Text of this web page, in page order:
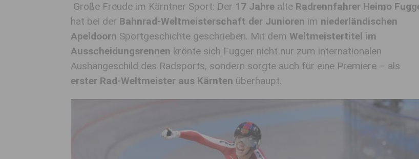
Große Freude im Kärntner Sport: Der 17 Jahre alte Radrennfahrer Heimo
hat bei der Bahnrad-Weltmeisterschaft der Junioren im niederländischen
Apeldoorn Sportgeschichte geschrieben. Mit dem Weltmeistertitel im
Ausscheidungsrennen krönte sich Fugger nicht nur zum internationalen
Aushängeschild des Radsports, sondern sorgte auch für eine Premiere – als
erster Rad-Weltmeister aus Kärnten überhaupt.